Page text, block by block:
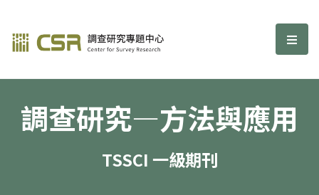
調查研究—方法與應用期刊 選
調查研究—方法與應用
TSSCI 一級期刊